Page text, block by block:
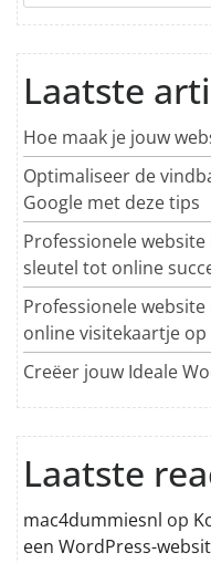
Laatste
Hoe maak je jouw
Optimaliseer de
Google met deze tips
Professionele
sleutel tot online
Professionele
online visitekaartje
Creëer jouw Ideale
Laatste
mac4dummiesnl op
een WordPress-